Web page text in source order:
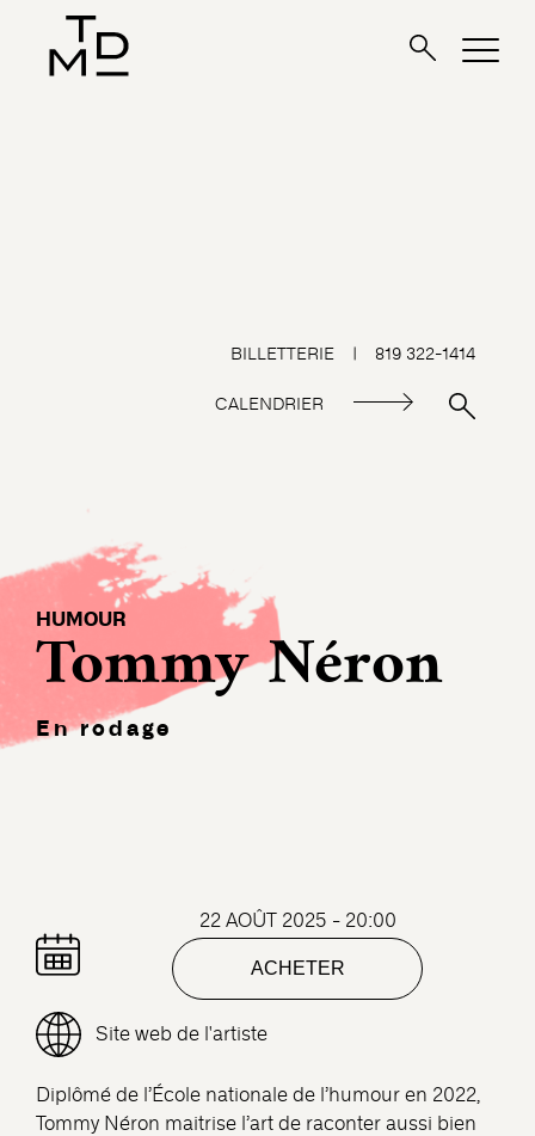
BILLETTERIE | 819 322-1414
CALENDRIER
HUMOUR
Tommy Néron
En rodage
22 AOÛT 2025 - 20:00
ACHETER
Site web de l'artiste
Diplômé de l’École nationale de l’humour en 2022,
Tommy Néron maitrise l’art de raconter aussi bien